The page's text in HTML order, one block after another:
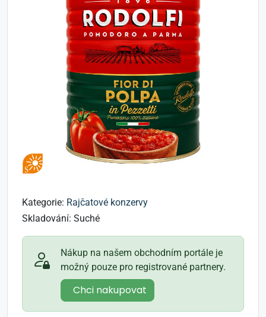
Kategorie: Rajčatové konzervy
Skladování: Suché
Nákup na našem obchodním portále je
možný pouze pro registrované partnery.
Chci nakupovat